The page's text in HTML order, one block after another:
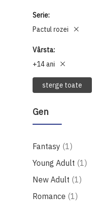
Serie
Pactul rozei
Vârsta
+14 ani
sterge toate
Gen
Fantasy 1produs
Young Adult 1produs
New Adult 1produs
Romance 1produs